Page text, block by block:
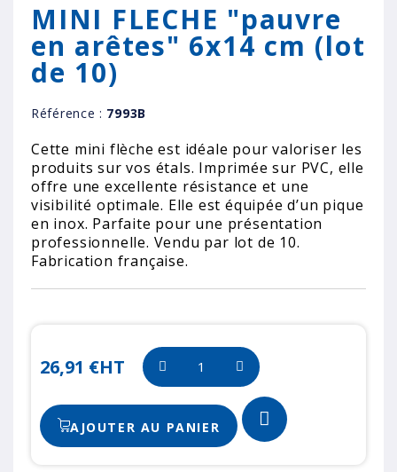
MINI FLECHE "pauvre
en arêtes" 6x14 cm (lot
de 10)
Référence : 7993B
Cette mini flèche est idéale pour valoriser les
produits sur vos étals. Imprimée sur PVC, elle
offre une excellente résistance et une
visibilité optimale. Elle est équipée d’un pique
en inox. Parfaite pour une présentation
professionnelle. Vendu par lot de 10.
Fabrication française.
26,91 €HT
AJOUTER AU PANIER